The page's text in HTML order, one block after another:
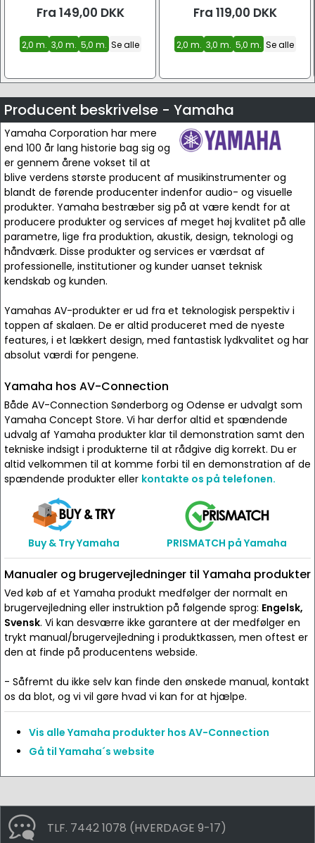
Fra 149,00 DKK
2,0 m. 3,0 m. 5,0 m. Se alle
Fra 119,00 DKK
2,0 m. 3,0 m. 5,0 m. Se alle
Producent beskrivelse - Yamaha
Yamaha Corporation har mere
end 100 år lang historie bag sig og
er gennem årene vokset til at
blive verdens største producent af musikinstrumenter og
blandt de førende producenter indenfor audio- og visuelle
produkter. Yamaha bestræber sig på at være kendt for at
producere produkter og services af meget høj kvalitet på alle
parametre, lige fra produktion, akustik, design, teknologi og
håndværk. Disse produkter og services er værdsat af
professionelle, institutioner og kunder uanset teknisk
kendskab og kunden.
Yamahas AV-produkter er ud fra et teknologisk perspektiv i
toppen af skalaen. De er altid produceret med de nyeste
features, i et lækkert design, med fantastisk lydkvalitet og har
absolut værdi for pengene.
Yamaha hos AV-Connection
Både AV-Connection Sønderborg og Odense er udvalgt som
Yamaha Concept Store. Vi har derfor altid et spændende
udvalg af Yamaha produkter klar til demonstration samt den
tekniske indsigt i produkterne til at rådgive dig korrekt. Du er
altid velkommen til at komme forbi til en demonstration af de
spændende produkter eller kontakte os på telefonen.
Buy & Try Yamaha PRISMATCH på Yamaha
Manualer og brugervejledninger til Yamaha produkter
Ved køb af et Yamaha produkt medfølger der normalt en
brugervejledning eller instruktion på følgende sprog: Engelsk,
Svensk. Vi kan desværre ikke garantere at der medfølger en
trykt manual/brugervejledning i produktkassen, men oftest er
den at finde på producentens webside.
- Såfremt du ikke selv kan finde den ønskede manual, kontakt
os da blot, og vi vil gøre hvad vi kan for at hjælpe.
Vis alle Yamaha produkter hos AV-Connection
Gå til Yamaha´s website
TLF. 7442 1078 (HVERDAGE 9-17)